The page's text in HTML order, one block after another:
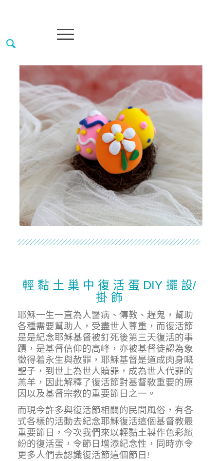
輕 黏 土 巢 中 復 活 蛋 DIY 擺 設/
掛 飾
耶穌一生一直為人醫病、傳教、趕鬼，幫助
各種需要幫助人，受盡世人尊重，而復活節
是是紀念耶穌基督被釘死後第三天復活的事
蹟，是基督信仰的高峰，亦被基督徒認為象
徵得着永生與赦罪，耶穌基督是道成肉身嘅
聖子，到世上為世人贖罪，成為世人代罪的
羔羊，因此解釋了復活節對基督敎重要的原
因以及基督宗教的重要節日之一。
而現今許多與復活節相關的民間風俗，有各
式各樣的活動去紀念耶穌復活這個基督教最
重要節日，今次我們來以輕黏土製作色彩繽
紛的復活蛋，令節日增添紀念性，同時亦令
更多人們去認識復活節這個節日!